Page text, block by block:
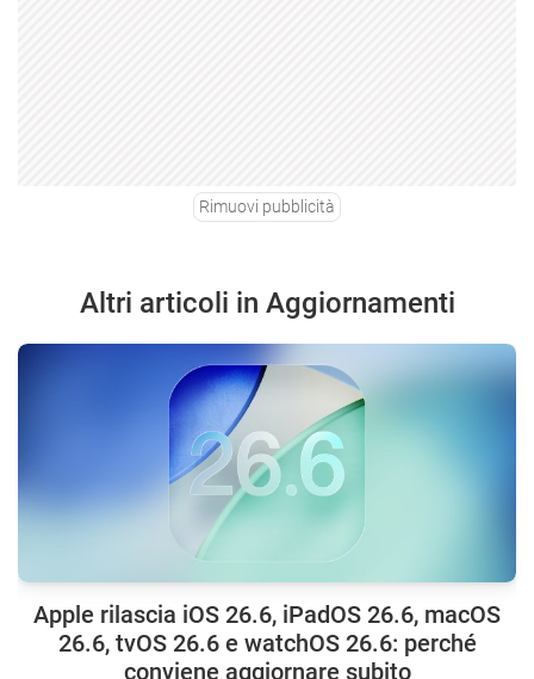
Rimuovi pubblicità
Altri articoli in Aggiornamenti
Apple rilascia iOS 26.6, iPadOS 26.6, macOS
26.6, tvOS 26.6 e watchOS 26.6: perché
conviene aggiornare subito